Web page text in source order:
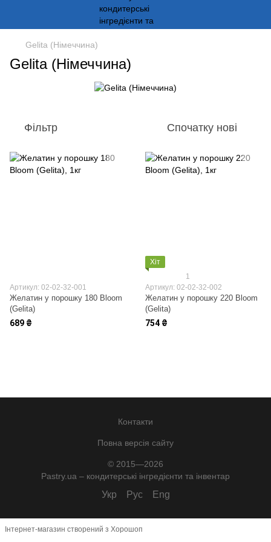
Gelita (Німеччина)
Gelita (Німеччина)
Фільтр Спочатку нові
Артикул: 02-02-32-001
Желатин у порошку 180 Bloom
(Gelita)
689 ₴
Хіт
1
Артикул: 02-02-32-002
Желатин у порошку 220 Bloom
(Gelita)
754 ₴
Контакти
Повна версія сайту
© 2015—2026
Pastry.ua – кондитерські інгредієнти та інвентар
Укр Рус Eng
Інтернет-магазин створений з Хорошоп